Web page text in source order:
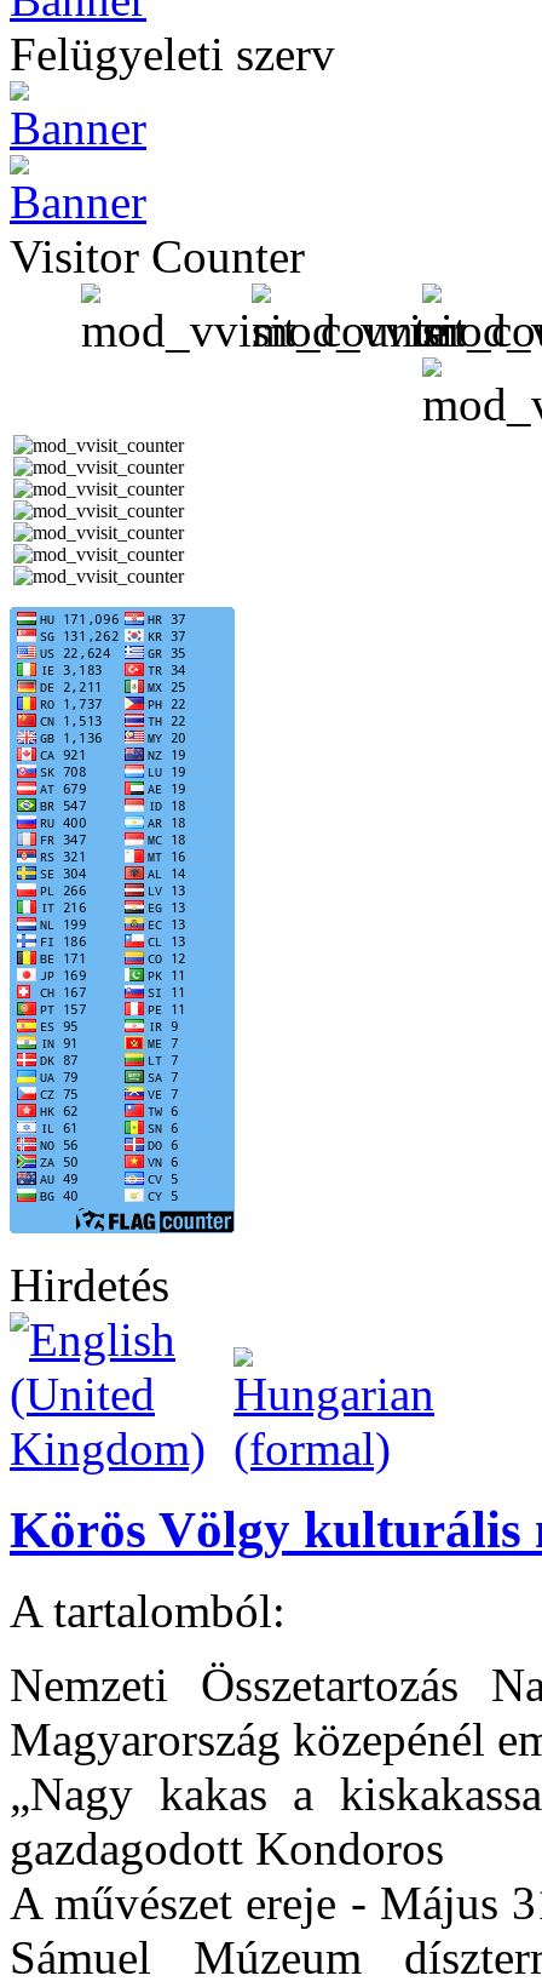
Felügyeleti szerv
Visitor Counter
Hirdetés
Körös Völgy kulturális
A tartalomból:
Nemzeti Összetartozás
Magyarország közepénél
„Nagy kakas a
gazdagodott Kondoros
A művészet ereje - Május
Sámuel Múzeum